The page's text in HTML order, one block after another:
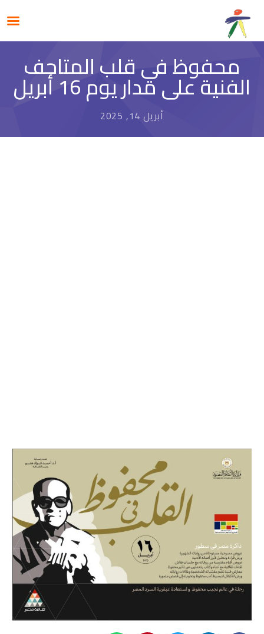
محفوظ في قلب المتاحف
الفنية على مدار يوم 16 أبريل
أبريل 14, 2025